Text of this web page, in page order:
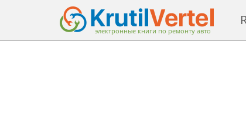
электронные книги по ремонту авто